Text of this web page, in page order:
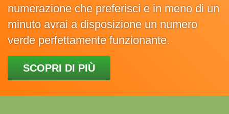
numerazione che preferisci e in meno di un
minuto avrai a disposizione un numero
verde perfettamente funzionante.
SCOPRI DI PIÙ